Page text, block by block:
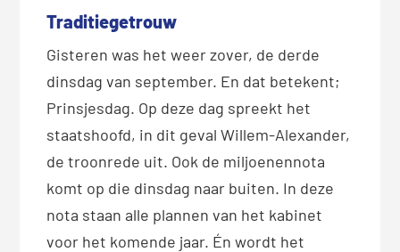
Traditiegetrouw
Gisteren was het weer zover, de derde
dinsdag van september. En dat betekent;
Prinsjesdag. Op deze dag spreekt het
staatshoofd, in dit geval Willem-Alexander,
de troonrede uit. Ook de miljoenennota
komt op die dinsdag naar buiten. In deze
nota staan alle plannen van het kabinet
voor het komende jaar. Én wordt het